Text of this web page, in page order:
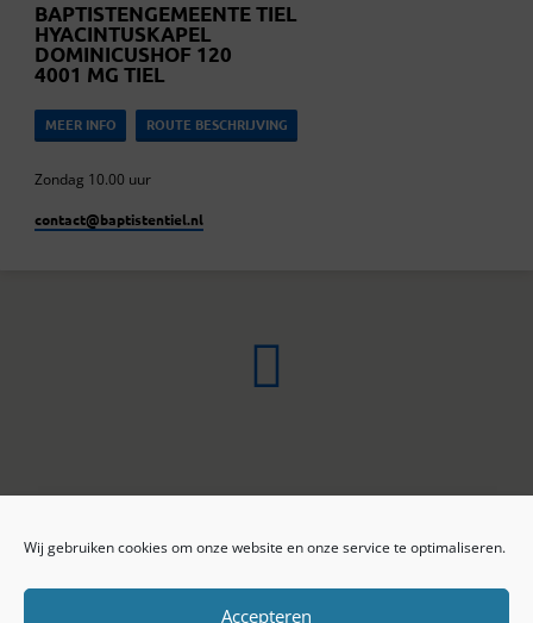
Wij gebruiken cookies om onze website en onze service te optimaliseren.
Accepteren
BAPTISTENGEMEENTE TIEL
HYACINTUSKAPEL
DOMINICUSHOF 120
4001 MG TIEL
MEER INFO ROUTE BESCHRIJVING
Zondag 10.00 uur
contact​@baptistentiel.nl
ONLINE ARCHIEF
Privacy beleid